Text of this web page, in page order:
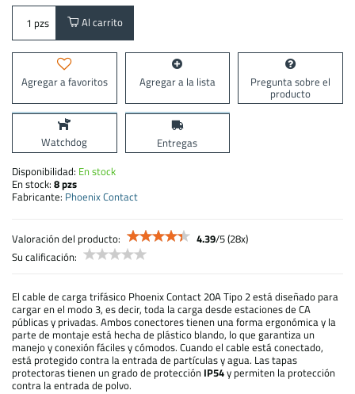
pzs Al carrito
Agregar a favoritos Agregar a la lista Pregunta sobre el
producto
Watchdog
Entregas
Disponibilidad: En stock
En stock: 8pzs
Fabricante: Phoenix Contact
Valoración del producto: 4.39/5(28x)
Su calificación:
El cable de carga trifásico Phoenix Contact 20A Tipo 2 está diseñado para
cargar en el modo 3, es decir, toda la carga desde estaciones de CA
públicas y privadas. Ambos conectores tienen una forma ergonómica y la
parte de montaje está hecha de plástico blando, lo que garantiza un
manejo y conexión fáciles y cómodos. Cuando el cable está conectado,
está protegido contra la entrada de partículas y agua. Las tapas
protectoras tienen un grado de protección IP54y permiten la protección
contra la entrada de polvo.